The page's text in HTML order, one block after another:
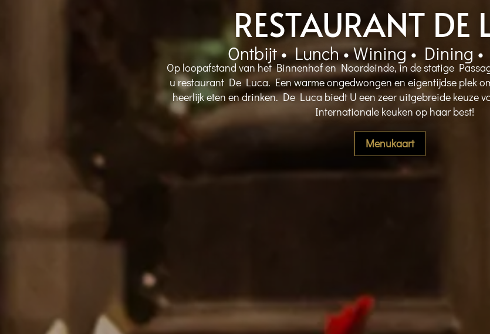
RESTAURANT DE
Ontbijt • Lunch • Wining • Dining
Op loopafstand van het Binnenhof en Noordeinde, in de statige
u restaurant De Luca. Een warme ongedwongen en eigentijdse plek
heerlijk eten en drinken. De Luca biedt U een zeer uitgebreide keuze
Internationale keuken op haar best!
Menukaart